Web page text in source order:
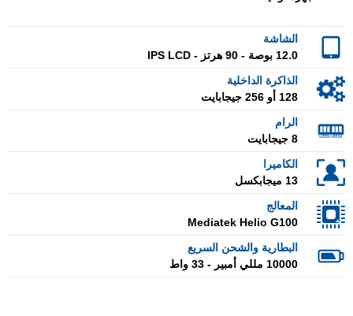
الشاشة
12.0 بوصة - 90 هرتز - IPS LCD
الذاكرة الداخلية
128 أو 256 جيجابايت
الرام
8 جيجابايت
الكاميرا
13 ميجابكسل
المعالج
Mediatek Helio G100
البطارية والشحن السريع
10000 مللي أمبير - 33 واط